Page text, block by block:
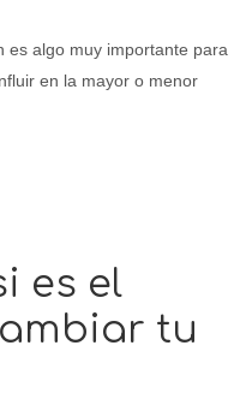
es algo muy importante para
en la mayor o menor
es el
tu